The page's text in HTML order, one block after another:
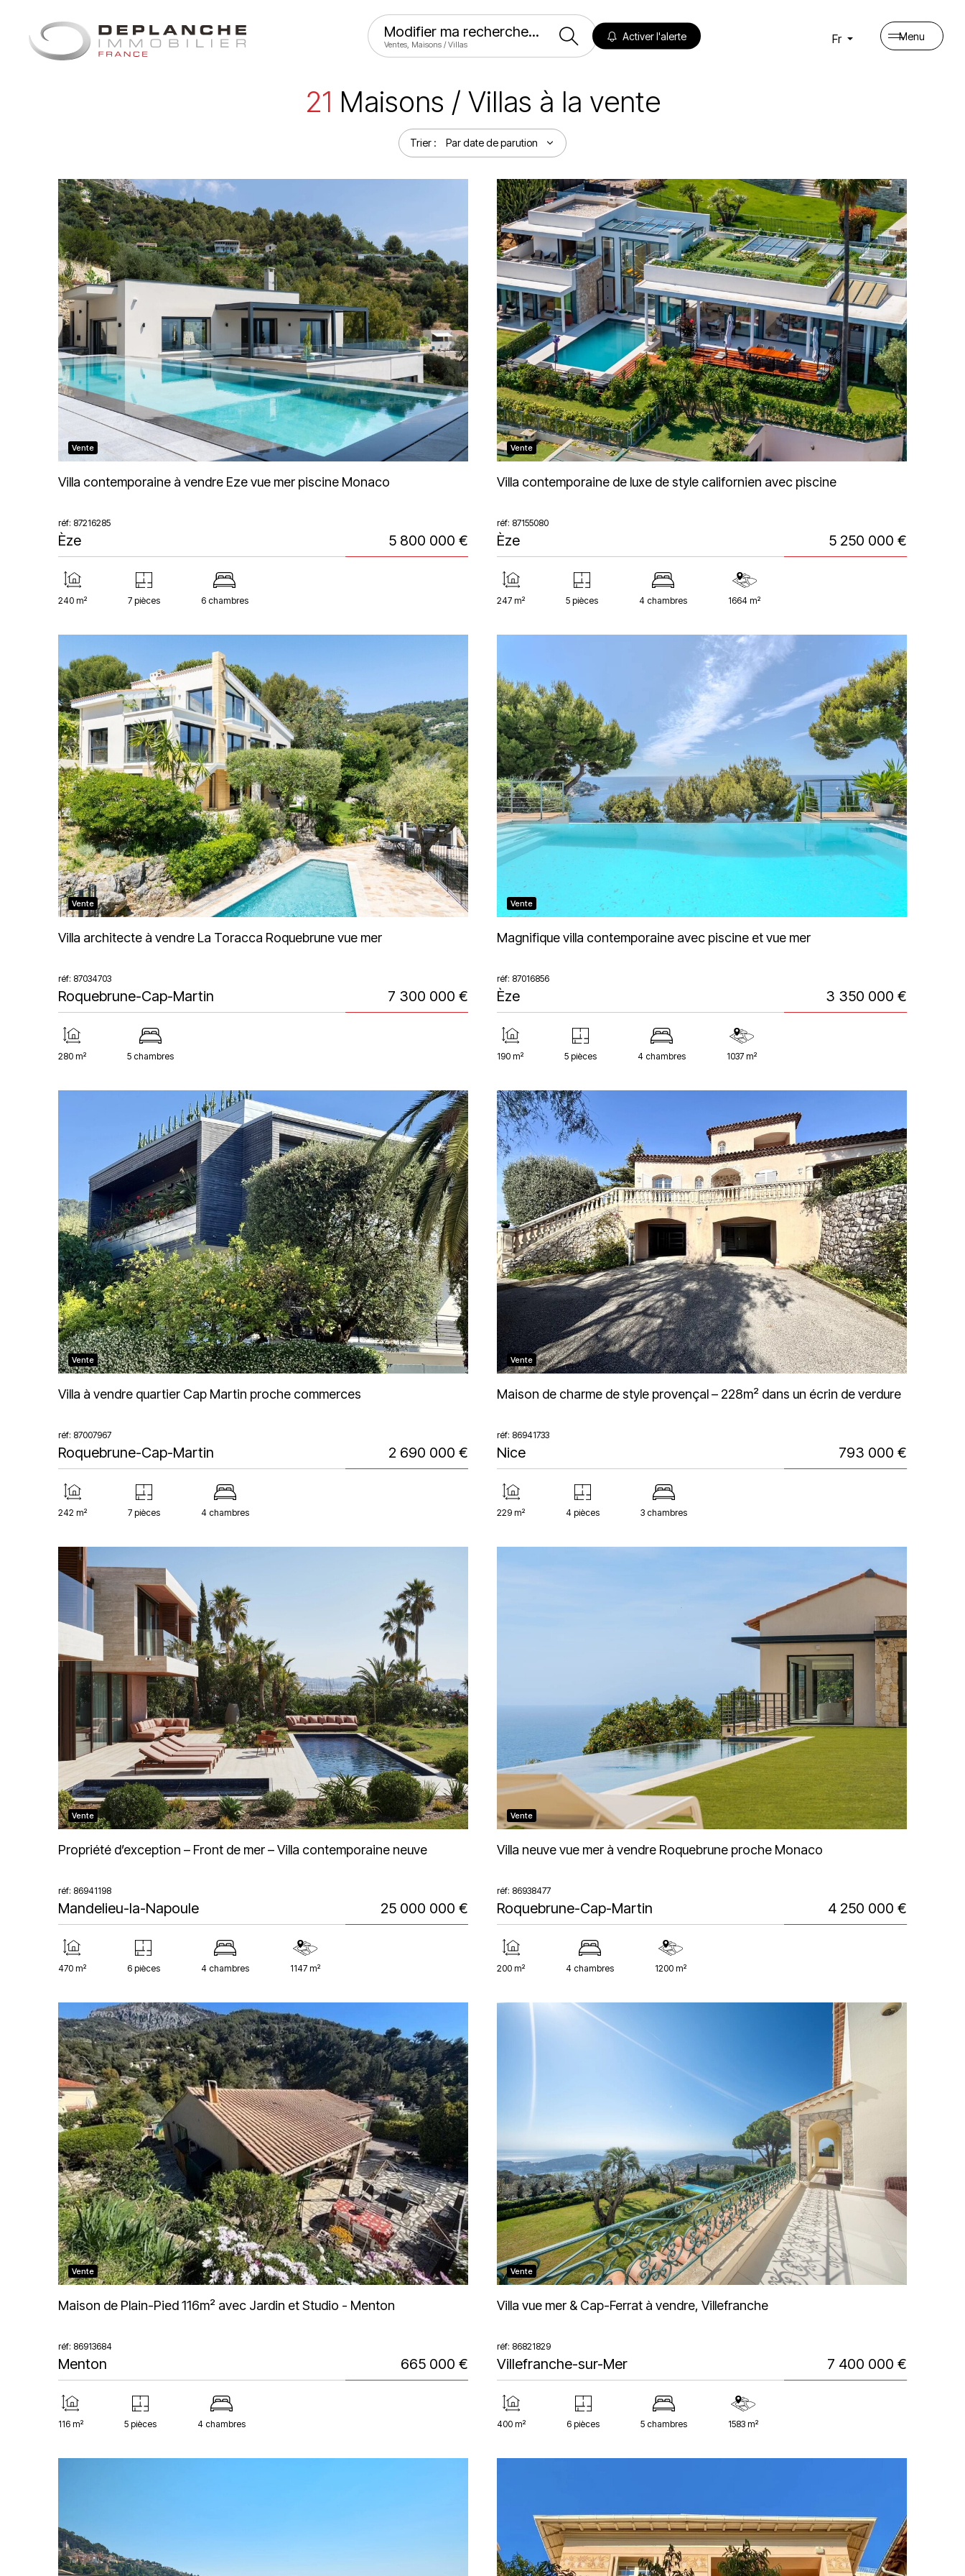
Menu
Fr
Modifier ma recherche...
Ventes, Maisons / Villas
Activer l'alerte
21 Maisons / Villas à la vente
Trier : Par date de parution
Vente
Villa contemporaine à vendre Eze vue mer piscine Monaco
réf: 87216285
5 800 000 €
Èze
240 m² 7 pièces 6 chambres
Vente
Villa contemporaine de luxe de style californien avec piscine
réf: 87155080
5 250 000 €
Èze
247 m² 5 pièces 4 chambres 1664 m²
Vente
Villa architecte à vendre La Toracca Roquebrune vue mer
réf: 87034703
7 300 000 €
Roquebrune-Cap-Martin
280 m² 5 chambres
Vente
Magnifique villa contemporaine avec piscine et vue mer
réf: 87016856
3 350 000 €
Èze
190 m² 5 pièces 4 chambres 1037 m²
Vente
Villa à vendre quartier Cap Martin proche commerces
réf: 87007967
2 690 000 €
Roquebrune-Cap-Martin
242 m² 7 pièces 4 chambres
Vente
Maison de charme de style provençal – 228m² dans un écrin de verdure
réf: 86941733
793 000 €
Nice
229 m² 4 pièces 3 chambres
Vente
Propriété d’exception – Front de mer – Villa contemporaine neuve
réf: 86941198
25 000 000 €
Mandelieu-la-Napoule
470 m² 6 pièces 4 chambres 1147 m²
Vente
Villa neuve vue mer à vendre Roquebrune proche Monaco
réf: 86938477
4 250 000 €
Roquebrune-Cap-Martin
200 m² 4 chambres 1200 m²
Vente
Maison de Plain-Pied 116m² avec Jardin et Studio - Menton
réf: 86913684
665 000 €
Menton
116 m² 5 pièces 4 chambres
Vente
Villa vue mer & Cap-Ferrat à vendre, Villefranche
réf: 86821829
7 400 000 €
Villefranche-sur-Mer
400 m² 6 pièces 5 chambres 1583 m²